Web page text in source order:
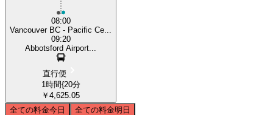
08:00
Vancouver BC - Pacific Ce...
09:20
Abbotsford Airport...
直行便
1時間{20分
￥4,625.05
全ての料金今日 全ての料金明日